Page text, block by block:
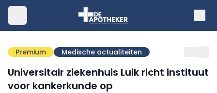
Premium Medische actualiteiten
Universitair ziekenhuis Luik richt instituut
voor kankerkunde op